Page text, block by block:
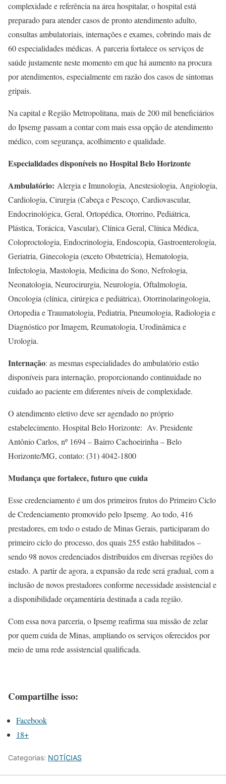
complexidade e referência na área hospitalar, o hospital está
preparado para atender casos de pronto atendimento adulto,
consultas ambulatoriais, internações e exames, cobrindo mais de
60 especialidades médicas. A parceria fortalece os serviços de
saúde justamente neste momento em que há aumento na procura
por atendimentos, especialmente em razão dos casos de sintomas
gripais.
Na capital e Região Metropolitana, mais de 200 mil beneficiários
do Ipsemg passam a contar com mais essa opção de atendimento
médico, com segurança, acolhimento e qualidade.
Especialidades disponíveis no Hospital Belo Horizonte
Ambulatório: Alergia e Imunologia, Anestesiologia, Angiologia,
Cardiologia, Cirurgia (Cabeça e Pescoço, Cardiovascular,
Endocrinológica, Geral, Ortopédica, Otorrino, Pediátrica,
Plástica, Torácica, Vascular), Clínica Geral, Clínica Médica,
Coloproctologia, Endocrinologia, Endoscopia, Gastroenterologia,
Geriatria, Ginecologia (exceto Obstetrícia), Hematologia,
Infectologia, Mastologia, Medicina do Sono, Nefrologia,
Neonatologia, Neurocirurgia, Neurologia, Oftalmologia,
Oncologia (clínica, cirúrgica e pediátrica), Otorrinolaringologia,
Ortopedia e Traumatologia, Pediatria, Pneumologia, Radiologia e
Diagnóstico por Imagem, Reumatologia, Urodinâmica e
Urologia.
Internação: as mesmas especialidades do ambulatório estão
disponíveis para internação, proporcionando continuidade no
cuidado ao paciente em diferentes níveis de complexidade.
O atendimento eletivo deve ser agendado no próprio
estabelecimento. Hospital Belo Horizonte: Av. Presidente
Antônio Carlos, nº 1694 – Bairro Cachoeirinha – Belo
Horizonte/MG, contato: (31) 4042-1800
Mudança que fortalece, futuro que cuida
Esse credenciamento é um dos primeiros frutos do Primeiro Ciclo
de Credenciamento promovido pelo Ipsemg. Ao todo, 416
prestadores, em todo o estado de Minas Gerais, participaram do
primeiro ciclo do processo, dos quais 255 estão habilitados –
sendo 98 novos credenciados distribuídos em diversas regiões do
estado. A partir de agora, a expansão da rede será gradual, com a
inclusão de novos prestadores conforme necessidade assistencial e
a disponibilidade orçamentária destinada a cada região.
Com essa nova parceria, o Ipsemg reafirma sua missão de zelar
por quem cuida de Minas, ampliando os serviços oferecidos por
meio de uma rede assistencial qualificada.
Compartilhe isso:
Facebook
18+
Categorias: NOTÍCIAS